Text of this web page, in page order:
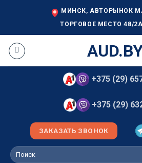
МИНСК, АВТОРЫНОК
ТОРГОВОЕ МЕСТО 48/2А
+375 (29)
+375 (29)
ЗАКАЗАТЬ ЗВОНОК
Искать: